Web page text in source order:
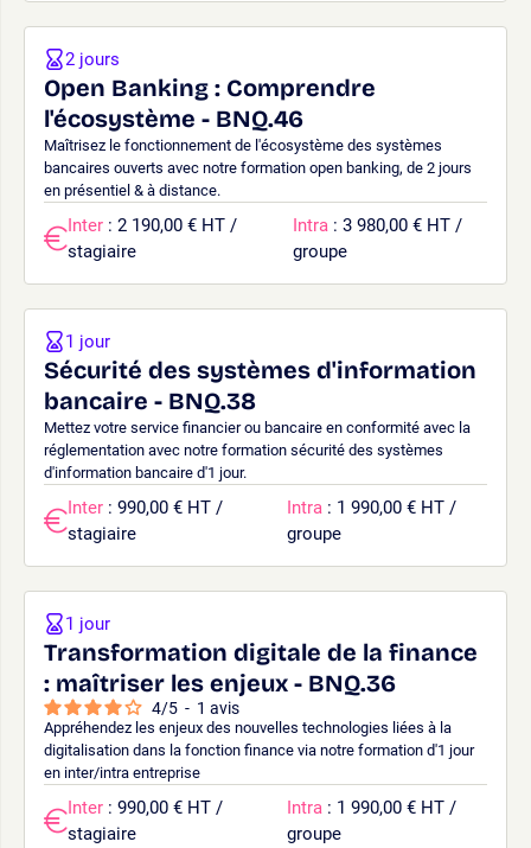
Open Banking : Comprendre
l'écosystème - BNQ.46
Maîtrisez le fonctionnement de l'écosystème des systèmes
bancaires ouverts avec notre formation open banking, de 2 jours
en présentiel & à distance.
2 jours
Inter : 2 190,00 € HT /
stagiaire
Intra : 3 980,00 € HT /
groupe
Sécurité des systèmes d'information
bancaire - BNQ.38
Mettez votre service financier ou bancaire en conformité avec la
réglementation avec notre formation sécurité des systèmes
d'information bancaire d'1 jour.
1 jour
Inter : 990,00 € HT /
stagiaire
Intra : 1 990,00 € HT /
groupe
Transformation digitale de la finance
: maîtriser les enjeux - BNQ.36
4/5 - 1 avis
Appréhendez les enjeux des nouvelles technologies liées à la
digitalisation dans la fonction finance via notre formation d'1 jour
en inter/intra entreprise
1 jour
Inter : 990,00 € HT /
stagiaire
Intra : 1 990,00 € HT /
groupe